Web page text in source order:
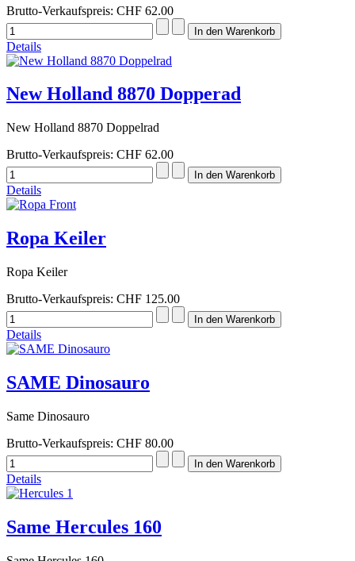
Brutto-Verkaufspreis: CHF 62.00
Details
New Holland 8870 Dopperad
New Holland 8870 Doppelrad
Brutto-Verkaufspreis: CHF 62.00
Details
Ropa Keiler
Ropa Keiler
Brutto-Verkaufspreis: CHF 125.00
Details
SAME Dinosauro
Same Dinosauro
Brutto-Verkaufspreis: CHF 80.00
Details
Same Hercules 160